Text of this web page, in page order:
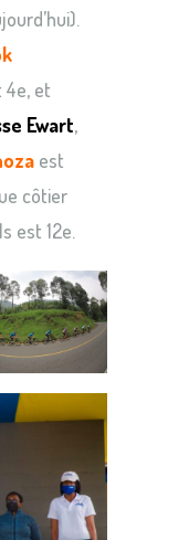
4e, et
Ewart,
est
côtier
est 12e.